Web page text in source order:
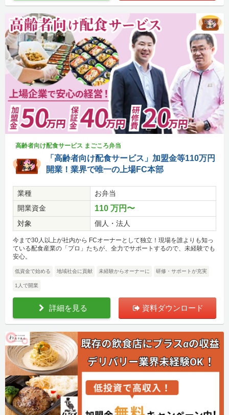
高齢者向け配食サービス まごころ弁当
「高齢者向け配食サービス」加盟金等110万円
開業！業界で唯一の上場FC本部
業種
お弁当
開業資金
110 万円〜
対象 個人・法人
今まで30人以上が社内から FCオーナーとして独立！現場を誰よりも知っ
ている配食産業の「プロ」たちが、全力でサポートするので、未経験でも
安心。
低資金で始める 地域社会に貢献 未経験からオーナーに 研修・サポートが充実
1人で開業
詳細を見る 資料ダウンロード